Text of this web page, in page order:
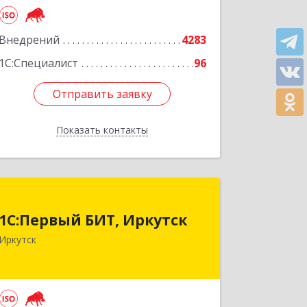
Внедрений
4283
1С:Специалист
96
Отправить заявку
Показать контакты
Отправить заявку
Назад
1С:Первый БИТ, Иркутск
Иркутск
664007, Иркутская обл, Иркутск г,
Декабрьских Событий ул, дом № 125,